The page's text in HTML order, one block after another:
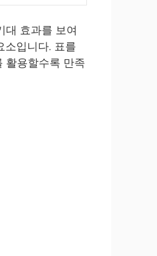
대 효과를 보여
소입니다. 표를
활용할수록 만족